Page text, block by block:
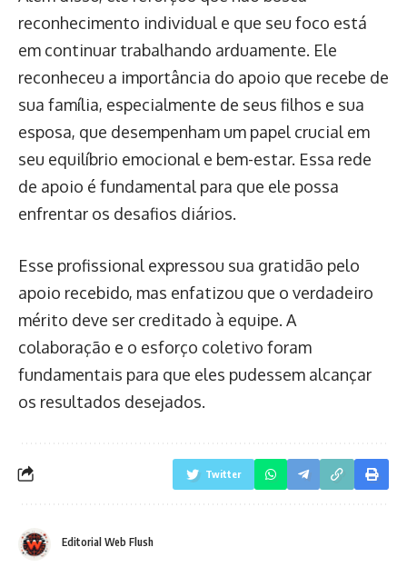
reconhecimento individual e que seu foco está
em continuar trabalhando arduamente. Ele
reconheceu a importância do apoio que recebe de
sua família, especialmente de seus filhos e sua
esposa, que desempenham um papel crucial em
seu equilíbrio emocional e bem-estar. Essa rede
de apoio é fundamental para que ele possa
enfrentar os desafios diários.
Esse profissional expressou sua gratidão pelo
apoio recebido, mas enfatizou que o verdadeiro
mérito deve ser creditado à equipe. A
colaboração e o esforço coletivo foram
fundamentais para que eles pudessem alcançar
os resultados desejados.
Twitter
Editorial Web Flush